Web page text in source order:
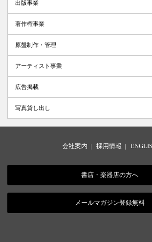
出版事業
著作権事業
原盤制作・管理
アーティスト事業
広告掲載
写真貸し出し
会社案内 | 採用情報 |
書店・楽器店の方へ
メールマガジン登録無料